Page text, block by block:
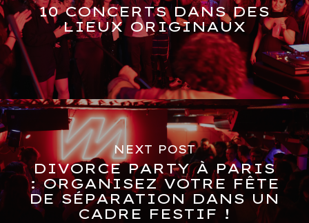
10 CONCERTS DANS DES
LIEUX ORIGINAUX
NEXT POST
DIVORCE PARTY À PARIS
: ORGANISEZ VOTRE FÊTE
DE SÉPARATION DANS UN
CADRE FESTIF !